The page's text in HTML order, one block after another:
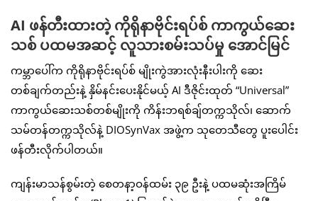
AI ဖန်တီးထားတဲ့ ကိုရိုနာဗိုင်းရပ်စ် ကာကွယ်ဆေး
သစ် ပထမအဆင့် လူသားစမ်းသပ်မှု အောင်မြင်
ကမ္ဘာပေါ်က ကိုရိုနာဗိုင်းရပ်စ် မျိုးကွဲအားလုံးနီးပါးကို ဆေး
တစ်ချက်တည်းနဲ့ နှိမ်နင်းပေးနိုင်မယ့် AI ဒီဇိုင်းထုတ် “Universal”
ကာကွယ်ဆေးသစ်တစ်မျိုးကို ကိန်းဘရစ်ချ်တက္ကသိုလ်၊ ဆောက်
သမ်တန်တက္ကသိုလ်နဲ့ DIOSynVax အဖွဲ့က သုတေသီတွေ ပူးပေါင်း
ဖန်တီးလိုက်ပါတယ်။
ကျန်းမာသန်စွမ်းတဲ့ စေတနာ့ဝန်ထမ်း ၃၉ ဦးနဲ့ ပထမဆုံးအကြိမ်